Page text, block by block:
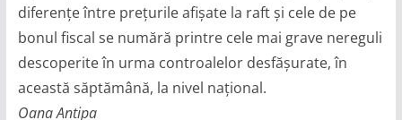
diferențe între prețurile afișate la raft și cele de pe
bonul fiscal se numără printre cele mai grave nereguli
descoperite în urma controalelor desfășurate, în
această săptămână, la nivel național.
Oana Antipa